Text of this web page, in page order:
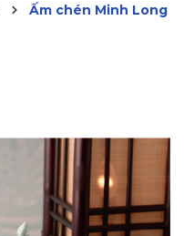
Ấm chén Minh Long